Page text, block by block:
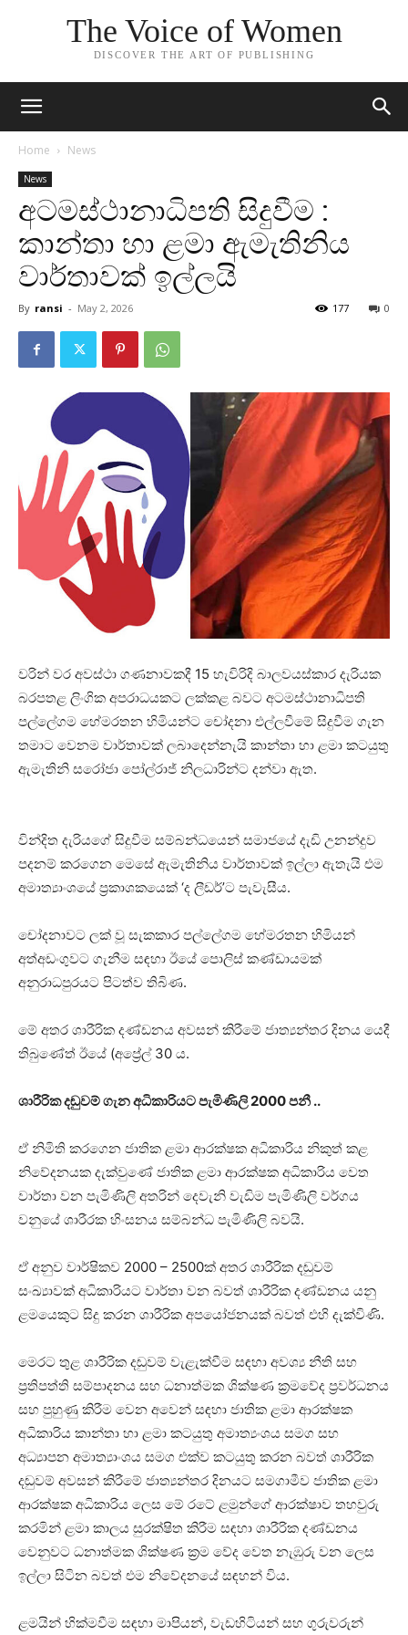
The Voice of Women
DISCOVER THE ART OF PUBLISHING
Home News
News
අටමස්ථානාධිපති සිදුවීම :
කාන්තා හා ළමා ඇමැතිනිය
වාර්තාවක් ඉල්ලයි
By ransi - May 2, 2026 0
177
වරින් වර අවස්ථා ගණනාවකදී 15 හැවිරිදි බාලවයස්කාර දැරියක
බරපතළ ලිංගික අපරාධයකට ලක්කළ බවට අටමස්ථානාධිපති
පල්ලේගම හේමරතන හිමියන්ට චෝදනා එල්ලවීමේ සිදුවීම ගැන
තමාට වෙනම වාර්තාවක් ලබාදෙන්නැයි කාන්තා හා ළමා කටයුතු
ඇමැතිනි සරෝජා පෝල්රාජ් නිලධාරින්ට දන්වා ඇත.
වින්දිත දැරියගේ සිදුවීම සම්බන්ධයෙන් සමාජයේ දැඩි උනන්දුව
පදනම් කරගෙන මෙසේ ඇමැතිනිය වාර්තාවක් ඉල්ලා ඇතැයි එම
අමාත්‍යාංශයේ ප්‍රකාශකයෙක් ‘ද ලීඩර්’ට පැවැසීය.
චෝදනාවට ලක් වූ සැකකාර පල්ලේගම හේමරතන හිමියන්
අත්අඩංගුවට ගැනීම සඳහා ඊයේ පොලිස් කණ්ඩායමක්
අනුරාධපුරයට පිටත්ව තිබිණ.
මේ අතර ශාරීරික දණ්ඩනය අවසන් කිරීමේ ජාත්‍යන්තර දිනය යෙදී
තිබුණේත් ඊයේ (අප්‍රේල් 30 ය.
ශාරීරික දඬුවම් ගැන අධිකාරියට පැමිණිලි 2000 පනී ..
ඒ නිමිති කරගෙන ජාතික ළමා ආරක්ෂක අධිකාරිය නිකුත් කළ
නිවේදනයක දැක්වුණේ ජාතික ළමා ආරක්ෂක අධිකාරිය වෙත
වාර්තා වන පැමිණිලි අතරින් දෙවැනි වැඩිම පැමිණිලි වර්ගය
වනුයේ ශාරීරක හිංසනය සම්බන්ධ පැමිණිලි බවයි.
ඒ අනුව වාර්ෂිකව 2000 – 2500ක් අතර ශාරීරික දඬුවම්
සංඛ්‍යාවක් අධිකාරියට වාර්තා වන බවත් ශාරීරික දණ්ඩනය යනු
ළමයෙකුට සිදු කරන ශාරීරික අපයෝජනයක් බවත් එහි දැක්විණි.
මෙරට තුළ ශාරීරික දඬුවම් වැළැක්වීම සඳහා අවශ්‍ය නීති සහ
ප්‍රතිපත්ති සම්පාදනය සහ ධනාත්මක ශික්ෂණ ක්‍රමවේද ප්‍රවර්ධනය
සහ පුහුණු කිරීම වෙන අවෙන් සඳහා ජාතික ළමා ආරක්ෂක
අධිකාරිය කාන්තා හා ළමා කටයුතු අමාත්‍යංශය සමග සහ
අධ්‍යාපන අමාත්‍යාංශය සමග එක්ව කටයුතු කරන බවත් ශාරීරික
දඬුවම් අවසන් කිරීමේ ජාත්‍යන්තර දිනයට සමගාමීව ජාතික ළමා
ආරක්ෂක අධිකාරිය ලෙස මේ රටේ ළමුන්ගේ ආරක්ෂාව තහවුරු
කරමින් ළමා කාලය සුරක්ෂිත කිරීම සඳහා ශාරීරික දණ්ඩනය
වෙනුවට ධනාත්මක ශික්ෂණ ක්‍රම වේද වෙත නැඹුරු වන ලෙස
ඉල්ලා සිටින බවත් එම නිවේදනයේ සඳහන් විය.
ළමයින් හික්මවීම සඳහා මාපියන්, වැඩහිටියන් සහ ගුරුවරුන්